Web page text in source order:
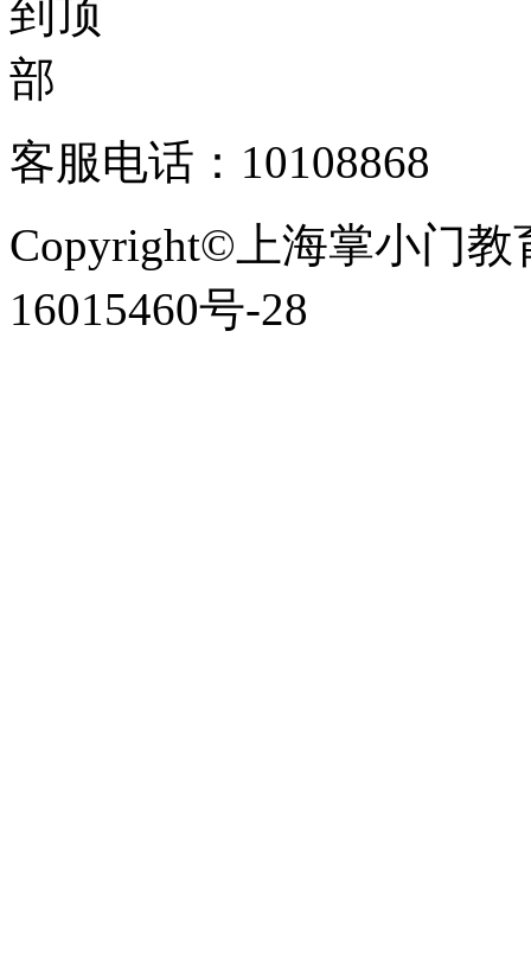
客服电话：10108868
Copyright©上海掌小门教
16015460号-28